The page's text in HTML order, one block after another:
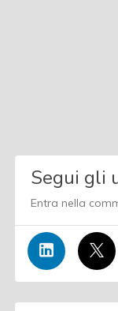
Segui gli
Entra nella